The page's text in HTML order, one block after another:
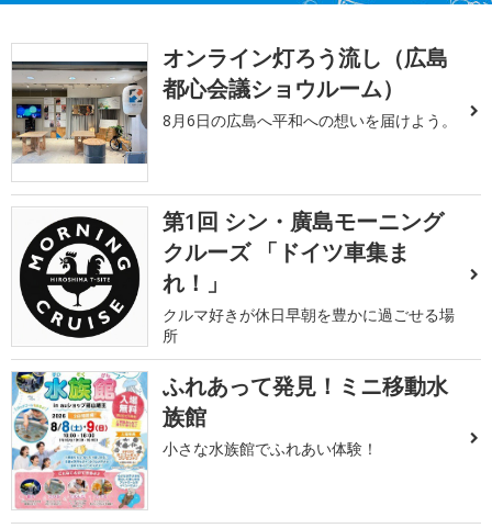
オンライン灯ろう流し（広島
都心会議ショウルーム）
8月6日の広島へ平和への想いを届けよう。
第1回 シン・廣島モーニング
クルーズ 「ドイツ車集ま
れ！」
クルマ好きが休日早朝を豊かに過ごせる場
所
ふれあって発見！ミニ移動水
族館
小さな水族館でふれあい体験！